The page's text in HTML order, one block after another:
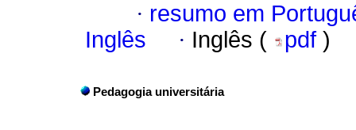
· resumo em
Inglês
· Inglês ( pdf )
Pedagogia universitária